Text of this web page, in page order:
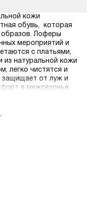
кожи
обувь, которая
образов. Лоферы
мероприятий и
с платьями,
натуральной кожи
легко чистятся и
защищает от луж и
в межсезонье.